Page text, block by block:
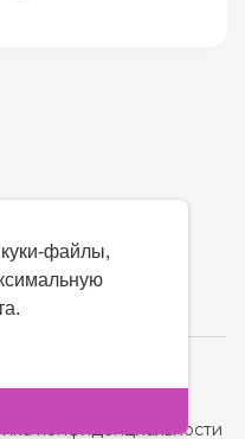
куки-файлы,
конфиденциальности